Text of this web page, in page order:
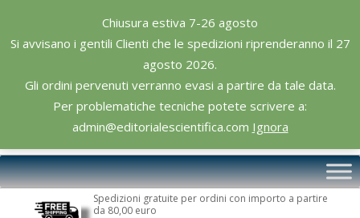
Chiusura estiva 7-26 agosto
Si avvisano i gentili Clienti che le spedizioni riprenderanno il 27
agosto 2026.
Gli ordini pervenuti verranno evasi a partire da tale data.
Per problematiche tecniche potete scrivere a:
admin@editorialescientifica.com Ignora
content
Editoriale
Scientifica
Primary
Navigation
Spedizioni gratuite per ordini con importo a partire
da 80,00 euro